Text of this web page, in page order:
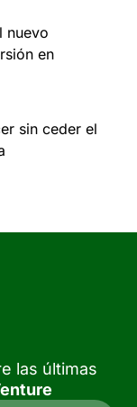
nuevo
en
sin ceder el
las últimas